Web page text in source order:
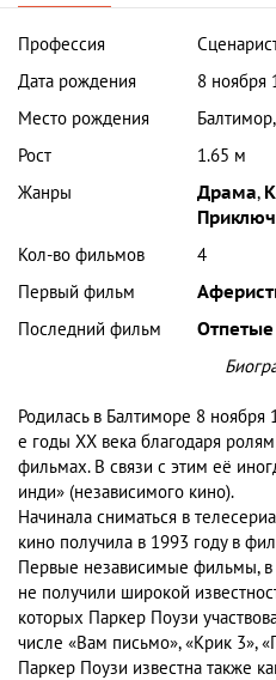
Профессия
Дата рождения
8 ноября
Место рождения
Рост
1.65 м
Жанры
Драма,
Кол-во фильмов
4
Первый фильм
Последний фильм
Родилась в Балтиморе 8 ноября
е годы XX века благодаря
фильмах. В связи с этим её
инди» (независимого кино).
Начинала сниматься в
кино получила в 1993 году в
Первые независимые фильмы, в
не получили широкой
которых Паркер Поузи
числе «Вам письмо», «Крик 3»,
Паркер Поузи известна также